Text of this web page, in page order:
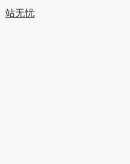
站无忧